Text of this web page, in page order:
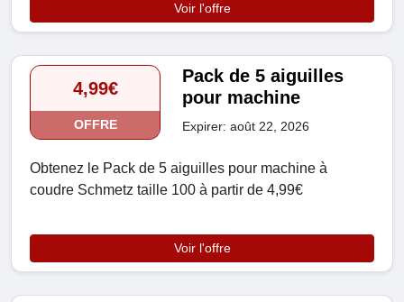
Voir l'offre
4,99€
OFFRE
Pack de 5 aiguilles
pour machine
Expirer: août 22, 2026
Obtenez le Pack de 5 aiguilles pour machine à
coudre Schmetz taille 100 à partir de 4,99€
Voir l'offre